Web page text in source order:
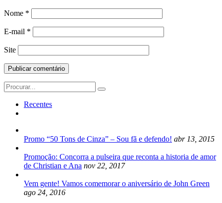
Nome *
E-mail *
Site
Search
for:
Recentes
Promo “50 Tons de Cinza” – Sou fã e defendo! abr 13, 2015
Promoção: Concorra a pulseira que reconta a historia de amor
de Christian e Ana nov 22, 2017
Vem gente! Vamos comemorar o aniversário de John Green
ago 24, 2016